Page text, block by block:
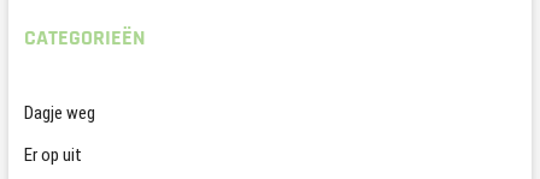
CATEGORIEËN
Dagje weg
Er op uit